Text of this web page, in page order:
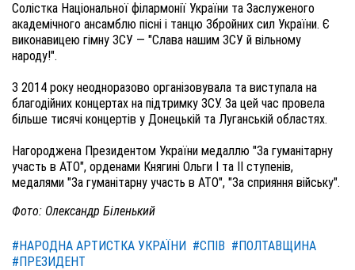
Солістка Національної філармонії України та Заслуженого
академічного ансамблю пісні і танцю Збройних сил України. Є
виконавицею гімну ЗСУ — "Слава нашим ЗСУ й вільному
народу!".
З 2014 року неодноразово організовувала та виступала на
благодійних концертах на підтримку ЗСУ. За цей час провела
більше тисячі концертів у Донецькій та Луганській областях.
Нагороджена Президентом України медаллю "За гуманітарну
участь в АТО", орденами Княгині Ольги I та II ступенів,
медалями "За гуманітарну участь в АТО", "За сприяння війську".
Фото: Олександр Біленький
#НАРОДНА АРТИСТКА УКРАЇНИ #СПІВ #ПОЛТАВЩИНА
#ПРЕЗИДЕНТ